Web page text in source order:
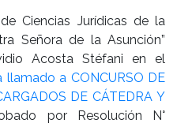
Ciencias Jurídicas de la
Señora de la Asunción”
Acosta Stéfani en el
llamado a CONCURSO DE
DE CÁTEDRA Y
por Resolución N°